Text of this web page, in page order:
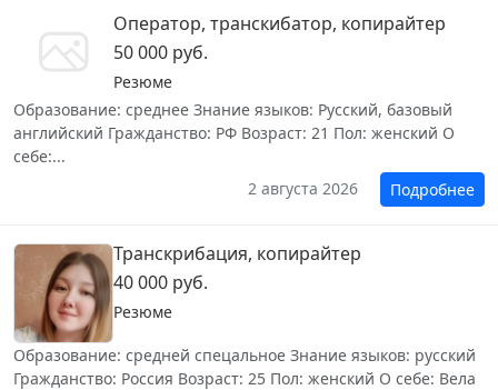
Оператор, транскибатор, копирайтер
50 000 руб.
Резюме
Образование: среднее Знание языков: Русский, базовый
английский Гражданство: РФ Возраст: 21 Пол: женский О
себе:...
2 августа 2026
Подробнее
Транскрибация, копирайтер
40 000 руб.
Резюме
Образование: средней спецальное Знание языков: русский
Гражданство: Россия Возраст: 25 Пол: женский О себе: Вела